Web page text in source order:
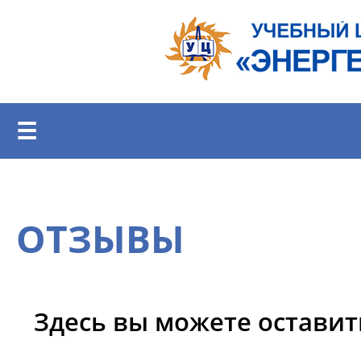
Перейти к основному содержанию
☰
ОТЗЫВЫ
Здесь вы можете